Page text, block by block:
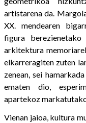
artistarena da.
XX. mendearen
figura
arkitektura
elkarreragiten zuten
zenean, sei
ematen dio,
apartekoz
Vienan jaioa, kultura